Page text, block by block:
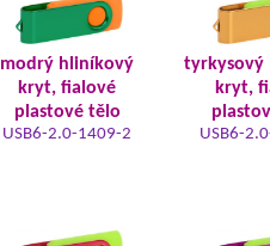
modrý hliníkový
kryt, fialové
plastové tělo
USB6-2.0-1409-2
tyrkysový
kryt,
USB6-